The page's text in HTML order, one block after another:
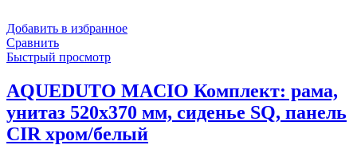
Добавить в избранное
Сравнить
Быстрый просмотр
AQUEDUTO MACIO Комплект: рама,
унитаз 520х370 мм, сиденье SQ, панель
CIR хром/белый